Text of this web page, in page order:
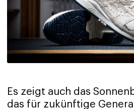
Es zeigt auch das
das für zukünftige